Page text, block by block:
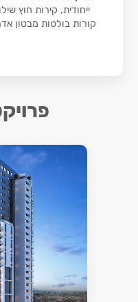
ייחודית, קירות חוץ
קורות בולטות מבטון